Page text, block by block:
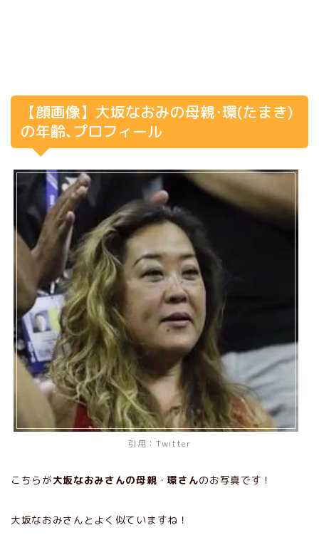
【顔画像】大坂なおみの母親･環(たまき)
の年齢､プロフィール
引用： Twitter
こちらが大坂なおみさんの母親 ・環さんのお写真です！
大坂なおみさんとよく似ていますね！